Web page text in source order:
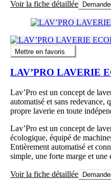
Voir la fiche détaillée
Mettre en favoris
LAV’PRO LAVERIE
Lav’Pro est un concept de
automatisé et sans redevance,
propre laverie en toute
Lav’Pro est un concept de
écologique, équipé de
Entièrement automatisé et
simple, une forte marge et une
Voir la fiche détaillée